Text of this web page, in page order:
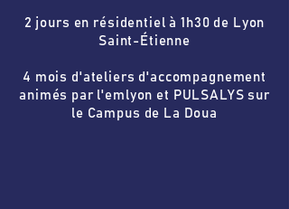
2 jours en résidentiel à 1h30 de Lyon
Saint-Étienne
4 mois d'ateliers d'accompagnement
animés par l'emlyon et PULSALYS sur
le Campus de La Doua